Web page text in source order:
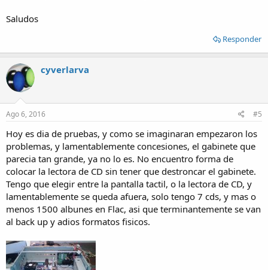
Saludos
Responder
cyverlarva
Ago 6, 2016 #5
Hoy es dia de pruebas, y como se imaginaran empezaron los
problemas, y lamentablemente concesiones, el gabinete que
parecia tan grande, ya no lo es. No encuentro forma de
colocar la lectora de CD sin tener que destroncar el gabinete.
Tengo que elegir entre la pantalla tactil, o la lectora de CD, y
lamentablemente se queda afuera, solo tengo 7 cds, y mas o
menos 1500 albunes en Flac, asi que terminantemente se van
al back up y adios formatos fisicos.